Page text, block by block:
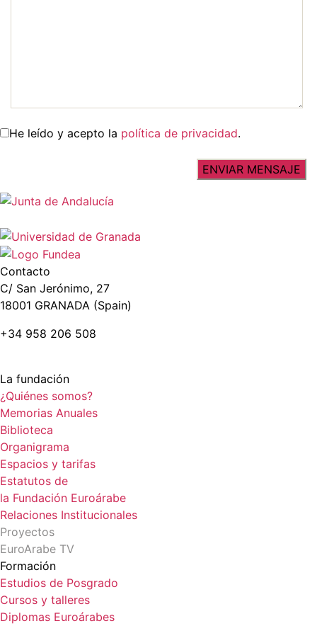
He leído y acepto la política de privacidad.
Contacto
C/ San Jerónimo, 27
18001 GRANADA (Spain)
+34 958 206 508
La fundación
¿Quiénes somos?
Memorias Anuales
Biblioteca
Organigrama
Espacios y tarifas
Estatutos de
la Fundación Euroárabe
Relaciones Institucionales
Proyectos
EuroArabe TV
Formación
Estudios de Posgrado
Cursos y talleres
Diplomas Euroárabes